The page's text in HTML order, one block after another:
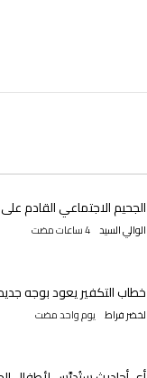
الجحيم الاجتماعي القادم
الوالي السيد
خطاب التكفير يعود بوجه
لخضر فراط ‫‫‫‏‫يوم واحد مضت‬